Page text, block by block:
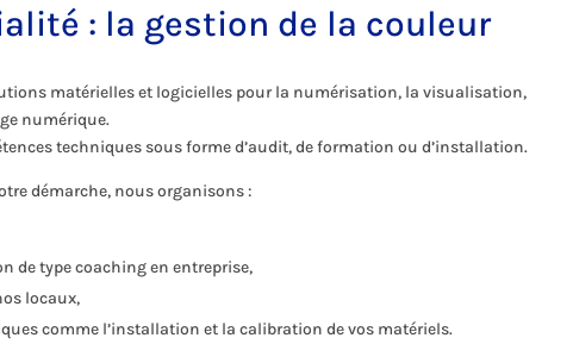
: la gestion de la couleur
matérielles et logicielles pour la numérisation, la visualisation,
numérique.
techniques sous forme d’audit, de formation ou d’installation.
démarche, nous organisons :
de type coaching en entreprise,
locaux,
comme l’installation et la calibration de vos matériels.